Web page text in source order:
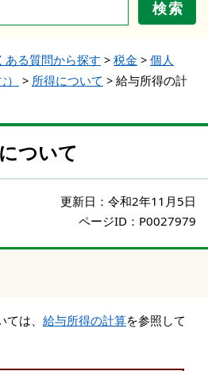
検索
ある質問から探す > 税金 > 個人
> 所得について > 給与所得の計
ついて
更新日： 令和2年11月5日
ページID：P0027979
は、 給与所得の計算を参照して